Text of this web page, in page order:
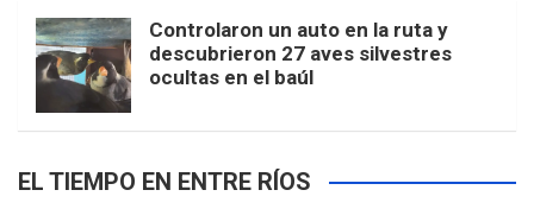
Controlaron un auto en la ruta y
descubrieron 27 aves silvestres
ocultas en el baúl
EL TIEMPO EN ENTRE RÍOS